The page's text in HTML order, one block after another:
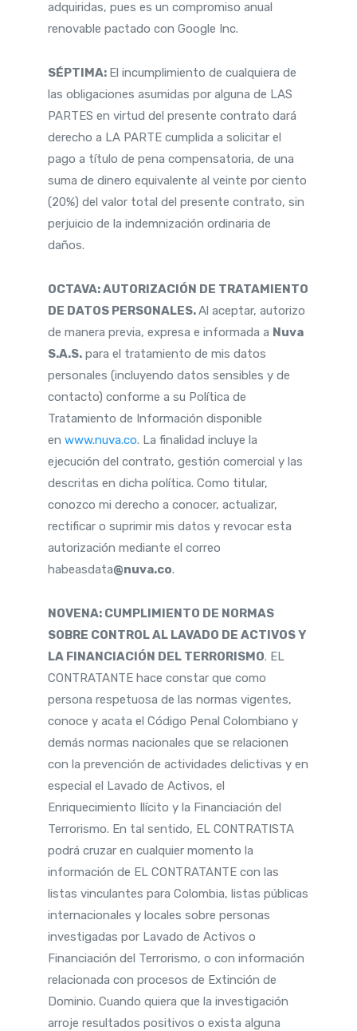
adquiridas, pues es un compromiso anual
renovable pactado con Google Inc.
SÉPTIMA: El incumplimiento de cualquiera de
las obligaciones asumidas por alguna de LAS
PARTES en virtud del presente contrato dará
derecho a LA PARTE cumplida a solicitar el
pago a título de pena compensatoria, de una
suma de dinero equivalente al veinte por ciento
(20%) del valor total del presente contrato, sin
perjuicio de la indemnización ordinaria de
daños.
OCTAVA: AUTORIZACIÓN DE TRATAMIENTO
DE DATOS PERSONALES.Al aceptar, autorizo
de manera previa, expresa e informada a Nuva
S.A.S. para el tratamiento de mis datos
personales (incluyendo datos sensibles y de
contacto) conforme a su Política de
Tratamiento de Información disponible
en www.nuva.co. La finalidad incluye la
ejecución del contrato, gestión comercial y las
descritas en dicha política. Como titular,
conozco mi derecho a conocer, actualizar,
rectificar o suprimir mis datos y revocar esta
autorización mediante el correo
habeasdata@nuva.co.
NOVENA: CUMPLIMIENTO DE NORMAS
SOBRE CONTROL AL LAVADO DE ACTIVOS Y
LA FINANCIACIÓN DEL TERRORISMO. EL
CONTRATANTE hace constar que como
persona respetuosa de las normas vigentes,
conoce y acata el Código Penal Colombiano y
demás normas nacionales que se relacionen
con la prevención de actividades delictivas y en
especial el Lavado de Activos, el
Enriquecimiento Ilícito y la Financiación del
Terrorismo. En tal sentido, EL CONTRATISTA
podrá cruzar en cualquier momento la
información de EL CONTRATANTE con las
listas vinculantes para Colombia, listas públicas
internacionales y locales sobre personas
investigadas por Lavado de Activos o
Financiación del Terrorismo, o con información
relacionada con procesos de Extinción de
Dominio. Cuando quiera que la investigación
arroje resultados positivos o exista alguna